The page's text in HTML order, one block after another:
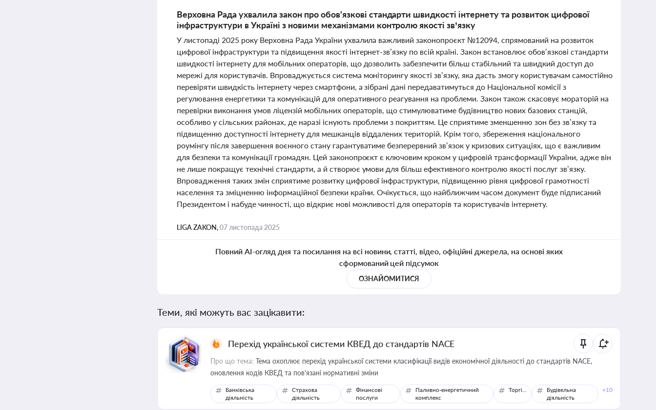
Верховна Рада ухвалила закон про обов'язкові стандарти швидкості інтернету та розвиток цифрової
інфраструктури в Україні з новими механізмами контролю якості зв’язку
У листопаді 2025 року Верховна Рада України ухвалила важливий законопроєкт №12094, спрямований на розвиток
цифрової інфраструктури та підвищення якості інтернет-зв’язку по всій країні. Закон встановлює обов’язкові стандарти
швидкості інтернету для мобільних операторів, що дозволить забезпечити більш стабільний та швидкий доступ до
мережі для користувачів. Впроваджується система моніторингу якості зв’язку, яка дасть змогу користувачам самостійно
перевіряти швидкість інтернету через смартфони, а зібрані дані передаватимуться до Національної комісії з
регулювання енергетики та комунікацій для оперативного реагування на проблеми. Закон також скасовує мораторій на
перевірки виконання умов ліцензій мобільних операторів, що стимулюватиме будівництво нових базових станцій,
особливо у сільських районах, де наразі існують проблеми з покриттям. Це сприятиме зменшенню зон без зв’язку та
підвищенню доступності інтернету для мешканців віддалених територій. Крім того, збереження національного
роумінгу після завершення воєнного стану гарантуватиме безперервний зв’язок у кризових ситуаціях, що є важливим
для безпеки та комунікації громадян. Цей законопроєкт є ключовим кроком у цифровій трансформації України, адже він
не лише покращує технічні стандарти, а й створює умови для більш ефективного контролю якості послуг зв’язку.
Впровадження таких змін сприятиме розвитку цифрової інфраструктури, підвищенню рівня цифрової грамотності
населення та зміцненню інформаційної безпеки країни. Очікується, що найближчим часом документ буде підписаний
Президентом і набуде чинності, що відкриє нові можливості для операторів та користувачів інтернету.
LIGA ZAKON,07 листопада 2025
Повний AI-огляд дня та посилання на всі новини, статті, відео, офіційні джерела, на основі яких
сформований цей підсумок
ОЗНАЙОМИТИСЯ
Теми, які можуть вас зацікавити:
Перехід української системи КВЕД до стандартів NACE
Про що тема: Тема охоплює перехід української системи класифікації видів економічної діяльності до стандартів NACE,
оновлення кодів КВЕД та пов'язані нормативні зміни
Банківська
діяльність
Страхова
діяльність
Фінансові
послуги
Паливно-енергетичний
комплекс
Торгівля
Будівельна
діяльність
+10